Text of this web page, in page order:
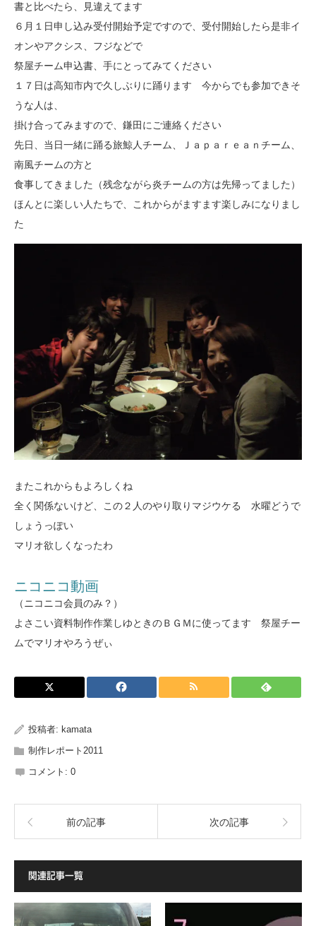
書と比べたら、見違えてます
６月１日申し込み受付開始予定ですので、受付開始したら是非イ
オンやアクシス、フジなどで
祭屋チーム申込書、手にとってみてください
１７日は高知市内で久しぶりに踊ります 今からでも参加できそ
うな人は、
掛け合ってみますので、鎌田にご連絡ください
先日、当日一緒に踊る旅鯨人チーム、Ｊａｐａｒｅａｎチーム、
南風チームの方と
食事してきました（残念ながら炎チームの方は先帰ってました）
ほんとに楽しい人たちで、これからがますます楽しみになりまし
た
またこれからもよろしくね
全く関係ないけど、この２人のやり取りマジウケる 水曜どうで
しょうっぽい
マリオ欲しくなったわ
ニコニコ動画
（ニコニコ会員のみ？）
よさこい資料制作作業しゆときのＢＧＭに使ってます 祭屋チー
ムでマリオやろうぜぃ
投稿者: kamata
制作レポート2011
コメント: 0
前の記事 次の記事
関連記事一覧